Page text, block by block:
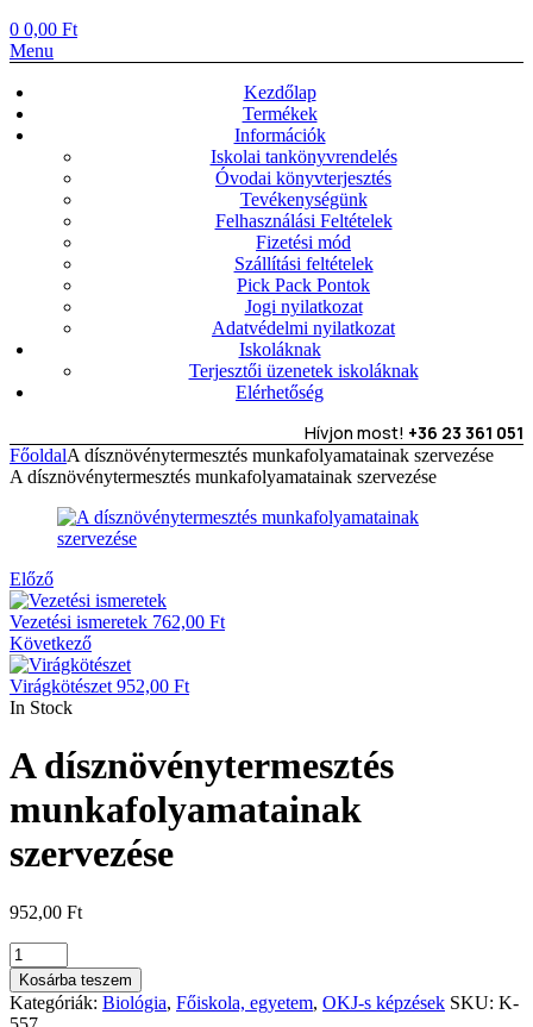
0 0,00 Ft
Menu
Kezdőlap
Termékek
Információk
Iskolai tankönyvrendelés
Óvodai könyvterjesztés
Tevékenységünk
Felhasználási Feltételek
Fizetési mód
Szállítási feltételek
Pick Pack Pontok
Jogi nyilatkozat
Adatvédelmi nyilatkozat
Iskoláknak
Terjesztői üzenetek iskoláknak
Elérhetőség
Hívjon most! +36 23 361 051
FőoldalA dísznövénytermesztés munkafolyamatainak szervezése
A dísznövénytermesztés munkafolyamatainak szervezése
Előző
Vezetési ismeretek 762,00 Ft
Következő
Virágkötészet 952,00 Ft
In Stock
A dísznövénytermesztés
munkafolyamatainak
szervezése
952,00 Ft
Kosárba teszem
Kategóriák: Biológia, Főiskola, egyetem, OKJ-s képzések SKU: K-